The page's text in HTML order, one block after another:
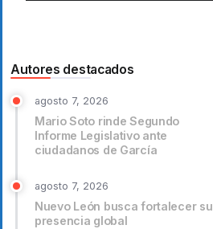
Autores destacados
agosto 7, 2026
Mario Soto rinde Segundo
Informe Legislativo ante
ciudadanos de García
agosto 7, 2026
Nuevo León busca fortalecer su
presencia global